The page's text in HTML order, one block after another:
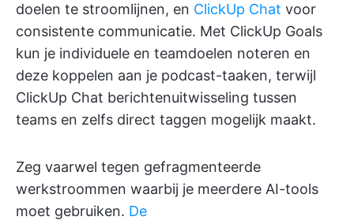
doelen te stroomlijnen, en ClickUp Chat voor
consistente communicatie. Met ClickUp Goals
kun je individuele en teamdoelen noteren en
deze koppelen aan je podcast-taaken, terwijl
ClickUp Chat berichtenuitwisseling tussen
teams en zelfs direct taggen mogelijk maakt.
Zeg vaarwel tegen gefragmenteerde
werkstroommen waarbij je meerdere AI-tools
moet gebruiken. De